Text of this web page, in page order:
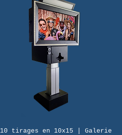
tirages en 10x15 | Galerie